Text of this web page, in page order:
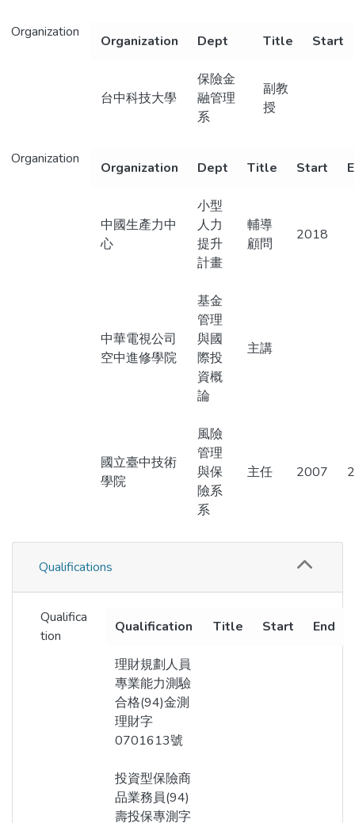
Organization
Organization Dept Title Start
台中科技大學
保險金
融管理
系
副教
授
Organization
Organization Dept Title Start
中國生產力中
心
小型
人力
提升
計畫
輔導
顧問
2018
中華電視公司
空中進修學院
基金
管理
與國
際投
資概
論
主講
國立臺中技術
學院
風險
管理
與保
險系
系
主任 2007
Qualifications
Qualifica
tion
Qualification Title Start End
理財規劃人員
專業能力測驗
合格(94)金測
理財字
0701613號
投資型保險商
品業務員(94)
壽投保專測字